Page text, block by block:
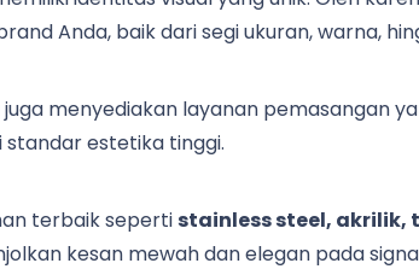
Anda, baik dari segi ukuran, warna,
menyediakan layanan pemasangan
standar estetika tinggi.
terbaik seperti stainless steel, akrilik,
kesan mewah dan elegan pada